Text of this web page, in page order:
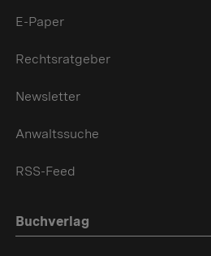
E-Paper
Rechtsratgeber
Newsletter
Anwaltssuche
RSS-Feed
Buchverlag